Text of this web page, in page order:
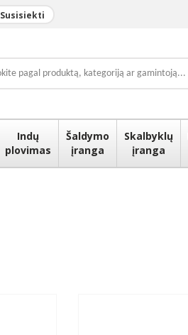
Susisiekti
Indų
plovimas
Šaldymo
įranga
Skalbyklų
įranga